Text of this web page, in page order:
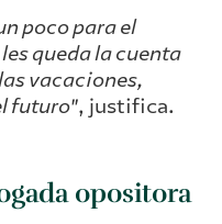
poco para el
queda la cuenta
vacaciones,
futuro”, justifica.
opositora